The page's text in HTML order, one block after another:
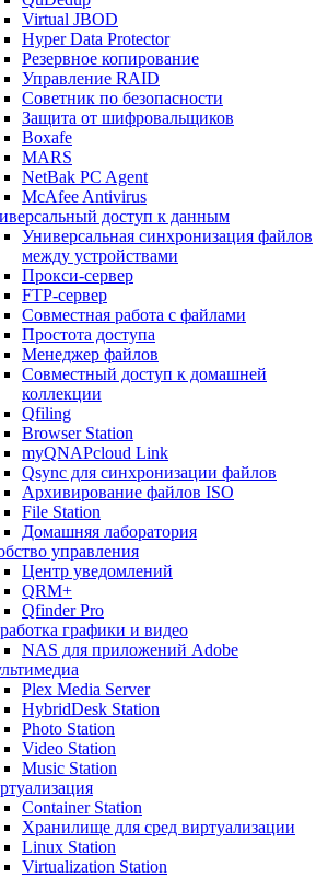
Virtual JBOD
Hyper Data Protector
Резервное копирование
Управление RAID
Советник по безопасности
Защита от шифровальщиков
Boxafe
MARS
NetBak PC Agent
McAfee Antivirus
доступ к данным
Универсальная синхронизация файлов
между устройствами
Прокси-сервер
FTP-сервер
Совместная работа с файлами
Простота доступа
Менеджер файлов
Совместный доступ к домашней
коллекции
Qfiling
Browser Station
myQNAPcloud Link
Qsync для синхронизации файлов
Архивирование файлов ISO
File Station
Домашняя лаборатория
управления
Центр уведомлений
QRM+
Qfinder Pro
графики и видео
NAS для приложений Adobe
Plex Media Server
HybridDesk Station
Photo Station
Video Station
Music Station
Container Station
Хранилище для сред виртуализации
Linux Station
Virtualization Station